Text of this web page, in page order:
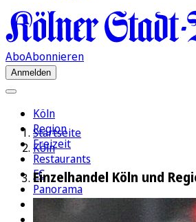
AboAbonnieren
Anmelden
Köln
Region
Freizeit
Restaurants
FC
Panorama
Politik
Startseite
Köln
Einzelhandel Köln und